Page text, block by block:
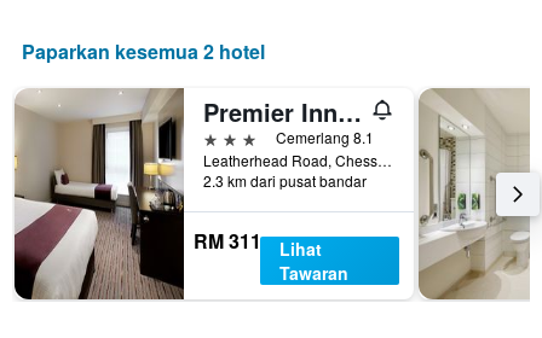
Paparkan kesemua 2 hotel
Premier Inn Chessington
3 bintangCemerlang 8.1
Leatherhead Road, Chessington, United Kingdom
2.3 km dari pusat bandar
RM 311
Lihat
Tawaran